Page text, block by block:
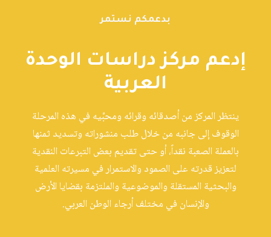
بدعمكم نستمر
إدعم مركز دراسات الوحدة
العربية
ينتظر المركز من أصدقائه وقرائه ومحبِّيه في هذه المرحلة
الوقوف إلى جانبه من خلال طلب منشوراته وتسديد ثمنها
بالعملة الصعبة نقداً، أو حتى تقديم بعض التبرعات النقدية
لتعزيز قدرته على الصمود والاستمرار في مسيرته العلمية
والبحثية المستقلة والموضوعية والملتزمة بقضايا الأرض
والإنسان في مختلف أرجاء الوطن العربي.